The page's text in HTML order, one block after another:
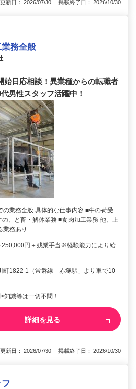
更新日： 2026/07/30 掲載終了日： 2026/10/30
務全般
始日応相談！異業種からの転職者
男性スタッフ活躍中！
の業務全般 具体的な仕事内容 ■牛の荷受
の、と畜・解体業務 ■食肉加工業務 他、上
業務あり …
250,000円＋残業手当※経験能力により給
町1822-1（常磐線「赤塚駅」より車で10
知識等は一切不問！
詳細を見る
更新日： 2026/07/30 掲載終了日： 2026/10/30